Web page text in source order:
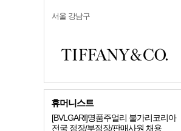
서울 강남구
휴머니스트
[BVLGARI]명품주얼리 불가리코리아
전국 점장/부점장/판매사원 채용